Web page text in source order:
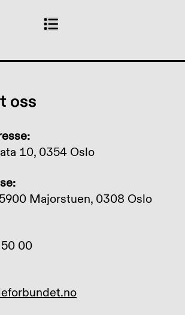
oss
10, 0354 Oslo
Majorstuen, 0308 Oslo
00